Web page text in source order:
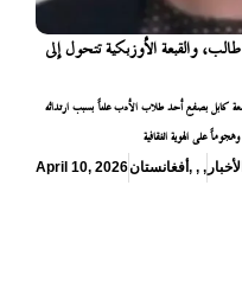
والقبعة الأوزبكية تتحول إلى
كابل بصفع أحد طلاب الأدب علناً بسبب ارتدائه
على الهوية الثقافية
April 10, 2026أفغانستان , , ,